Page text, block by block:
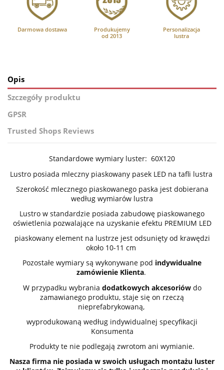
Darmowa dostawa
Produkujemy
od 2013
Personalizacja
lustra
Opis
Szczegóły produktu
GPSR
Trusted Shops Reviews
Standardowe wymiary luster: 60X120
Lustro posiada mleczny piaskowany pasek LED na tafli lustra
Szerokość mlecznego piaskowanego paska jest dobierana
według wymiarów lustra
Lustro w standardzie posiada zabudowę piaskowanego
oświetlenia pozwalające na uzyskanie efektu PREMIUM LED
piaskowany element na lustrze jest odsunięty od krawędzi
około 10-11 cm
Pozostałe wymiary są wykonywane pod indywidualne
zamówienie Klienta.
W przypadku wybrania dodatkowych akcesoriówdo
zamawianego produktu, staje się on rzeczą
nieprefabrykowaną,
wyprodukowaną według indywidualnej specyfikacji
Konsumenta
Produkty te nie podlegają zwrotom ani wymianie.
Nasza firma nie posiada w swoich usługach montażu luster